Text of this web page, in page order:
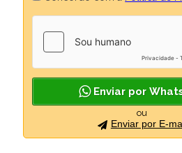
Enviar por
ou
Enviar por E-